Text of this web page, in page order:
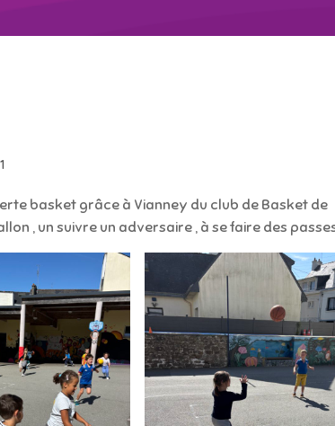
basket grâce à Vianney du club de Basket de
, un suivre un adversaire , à se faire des